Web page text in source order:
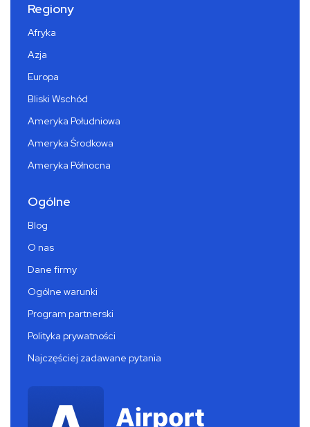
Regiony
Afryka
Azja
Europa
Bliski Wschód
Ameryka Południowa
Ameryka Środkowa
Ameryka Północna
Ogólne
Blog
O nas
Dane firmy
Ogólne warunki
Program partnerski
Polityka prywatności
Najczęściej zadawane pytania